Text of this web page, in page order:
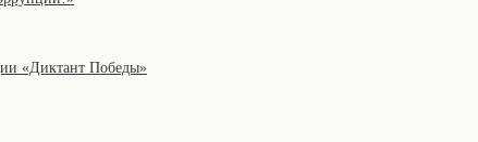
«Диктант Победы»